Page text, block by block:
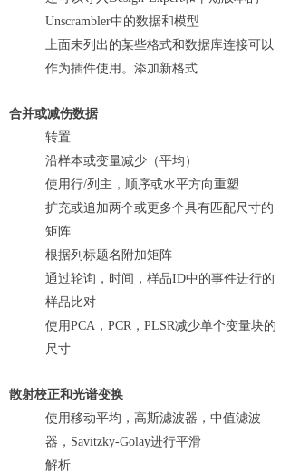
Unscrambler中的数据和模型
上面未列出的某些格式和数据库连接可以
作为插件使用。添加新格式
合并或减伤数据
转置
沿样本或变量减少（平均）
使用行/列主，顺序或水平方向重塑
扩充或追加两个或更多个具有匹配尺寸的
矩阵
根据列标题名附加矩阵
通过轮询，时间，样品ID中的事件进行的
样品比对
使用PCA，PCR，PLSR减少单个变量块的
尺寸
散射校正和光谱变换
使用移动平均，高斯滤波器，中值滤波
器，Savitzky-Golay进行平滑
解析